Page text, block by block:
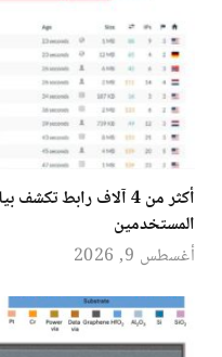
أكثر من 4 آلاف رابط
المستخدمين
أغسطس 9, 2026